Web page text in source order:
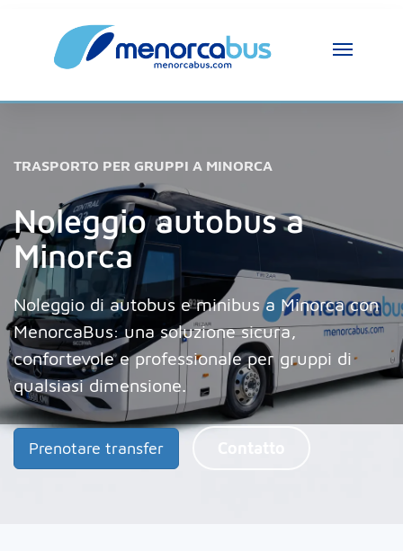
TRASPORTO PER GRUPPI A MINORCA
Noleggio autobus a
Minorca
Noleggio di autobus e minibus a Minorca con
MenorcaBus: una soluzione sicura,
confortevole e professionale per gruppi di
qualsiasi dimensione.
Prenotare transfer